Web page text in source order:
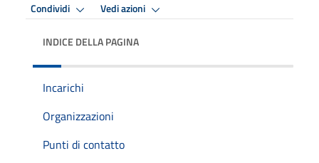
Condividi Vedi azioni
INDICE DELLA PAGINA
Incarichi
Organizzazioni
Punti di contatto